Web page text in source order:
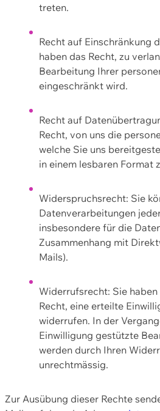
treten.
Recht auf Einschränkung
haben das Recht, zu
Bearbeitung Ihrer
eingeschränkt wird.
Recht auf
Recht, von uns die
welche Sie uns
in einem lesbaren Format
Widerspruchsrecht: Sie
Datenverarbeitungen
insbesondere für die
Zusammenhang mit
Mails).
Widerrufsrecht: Sie
Recht, eine erteilte
widerrufen. In der
Einwilligung gestützte
werden durch Ihren
unrechtmässig.
Zur Ausübung dieser Rechte